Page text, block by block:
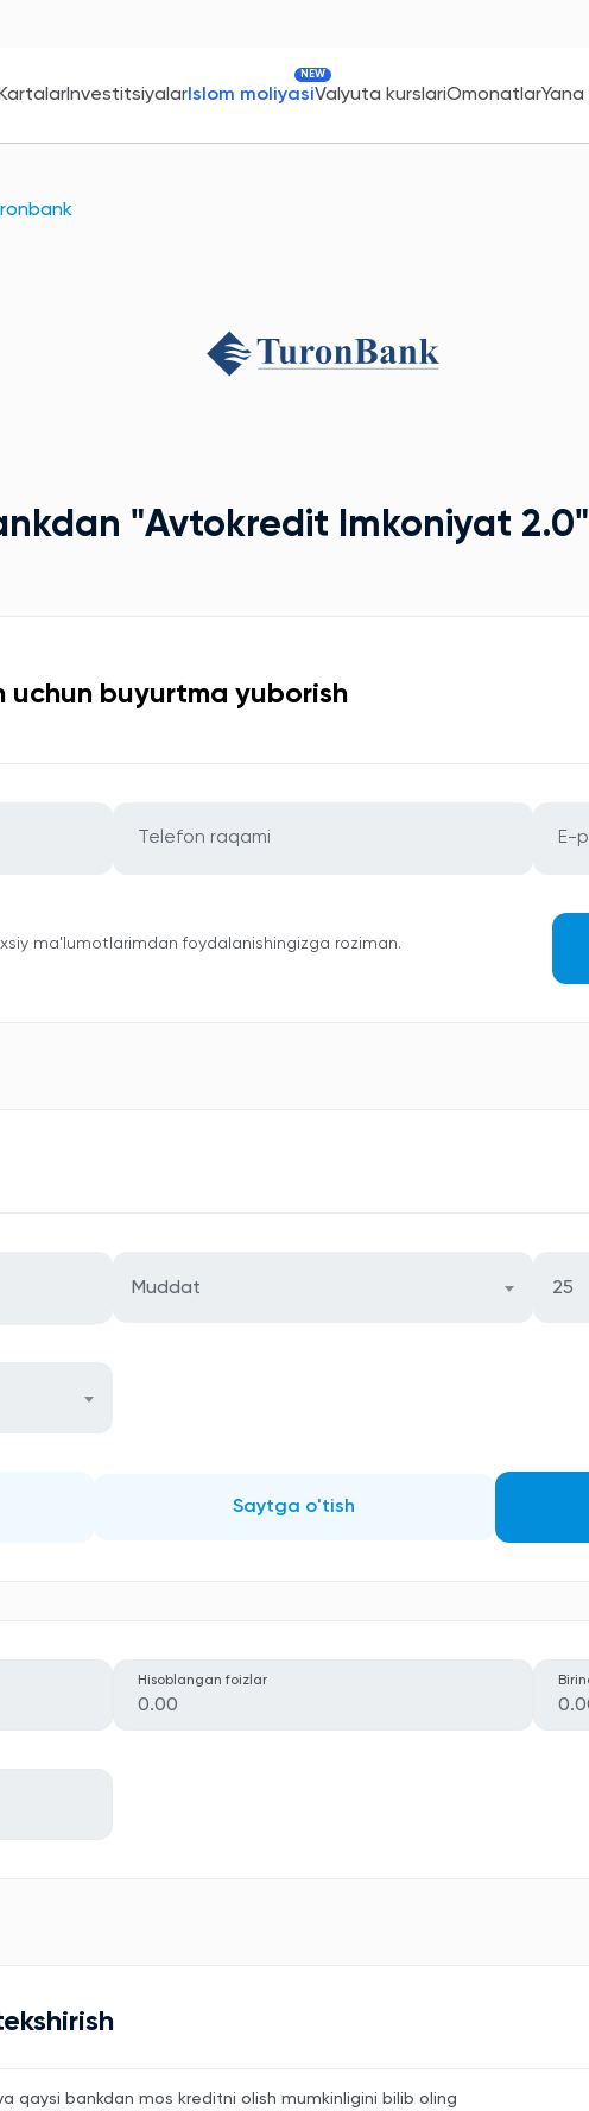
InvestitsiyalarIslom moliyasi
NEW
Valyuta kurslariOmonatlarYana
"Avtokredit Imkoniyat 2.0"
uchun buyurtma yuborish
ma'lumotlarimdan foydalanishingizga roziman.
Muddat 25
Saytga o'tish
Hisoblangan foizlar
0.00
qaysi bankdan mos kreditni olish mumkinligini bilib oling